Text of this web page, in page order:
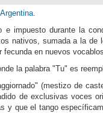
.
e impuesto durante la
nativos, sumada a la
en nuevos
la palabra "Tu" es
(mestizo de
de exclusivas voces
y que el tango